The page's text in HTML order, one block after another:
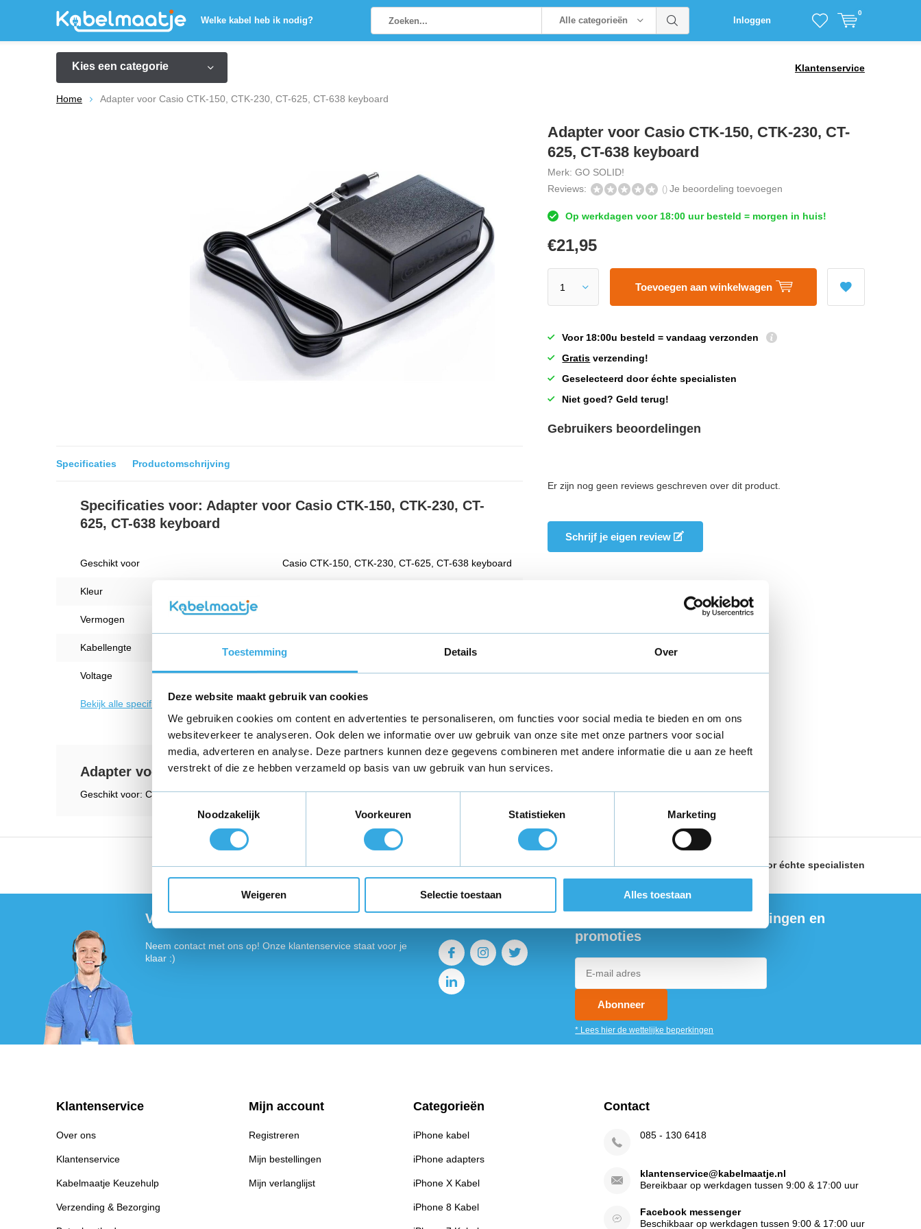
Toestemming Details Over
Deze website maakt gebruik van cookies
We gebruiken cookies om content en advertenties te personaliseren, om functies voor social media te bieden en om ons
websiteverkeer te analyseren. Ook delen we informatie over uw gebruik van onze site met onze partners voor social
media, adverteren en analyse. Deze partners kunnen deze gegevens combineren met andere informatie die u aan ze heeft
verstrekt of die ze hebben verzameld op basis van uw gebruik van hun services.
Toestemmingsselectie
Noodzakelijk
Voorkeuren Statistieken Marketing
Weigeren Selectie toestaan Alles toestaan
Welke kabel heb ik nodig? Alle categorieën Inloggen
0
Kies een categorie Klantenservice
Home Adapter voor Casio CTK-150, CTK-230, CT-625, CT-638 keyboard
Specificaties Productomschrijving
Specificaties voor: Adapter voor Casio CTK-150, CTK-230, CT-
625, CT-638 keyboard
Geschikt voor Casio CTK-150, CTK-230, CT-625, CT-638 keyboard
Kleur
Vermogen
Kabellengte
Voltage 12 V
Bekijk alle specificaties
Adapter voor Casio CTK-150, CTK-230, CT-625, CT-638 keyboard
Geschikt voor: Casio CTK-150, CTK-230, CT-625, CT-638 keyboard
Adapter voor Casio CTK-150, CTK-230, CT-
625, CT-638 keyboard
Merk:GO SOLID!
Reviews:
() Je beoordeling toevoegen
Op werkdagen voor 18:00 uur besteld = morgen in huis!
€21,95
Toevoegen aan winkelwagen
Voor 18:00u besteld = vandaag verzonden
Gratis verzending!
Geselecteerd door échte specialisten
Niet goed? Geld terug!
Gebruikers beoordelingen
Er zijn nog geen reviews geschreven over dit product.
Schrijf je eigen review
Vandaag voor 18:00 besteld,morgen in huis* Gratis verzendingbinnen Nederland Geselecteerd dooréchte specialisten
Vragen of meer informatie?
Neem contact met ons op! Onze klantenservice staat voor je
klaar :)
Ontvang de nieuwste aanbiedingen en
promoties
Abonneer
* Lees hier de wettelijke beperkingen
Klantenservice
Over ons
Klantenservice
Kabelmaatje Keuzehulp
Verzending & Bezorging
Mijn account
Registreren
Mijn bestellingen
Mijn verlanglijst
Categorieën
iPhone kabel
iPhone adapters
iPhone X Kabel
iPhone 8 Kabel
Contact
085 - 130 6418
klantenservice@kabelmaatje.nl
Bereikbaar op werkdagen tussen 9:00 & 17:00 uur
Facebook messenger
Beschikbaar op werkdagen tussen 9:00 & 17:00 uur